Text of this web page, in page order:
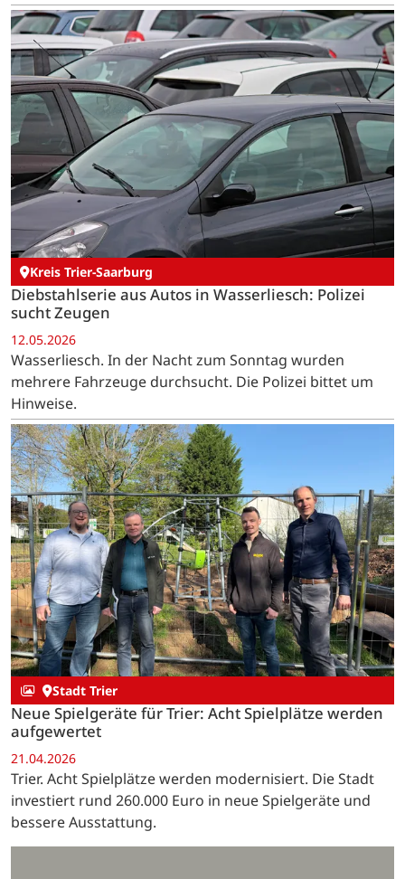
Kreis Trier-Saarburg
Diebstahlserie aus Autos in Wasserliesch: Polizei
sucht Zeugen
12.05.2026
Wasserliesch. In der Nacht zum Sonntag wurden
mehrere Fahrzeuge durchsucht. Die Polizei bittet um
Hinweise.
Stadt Trier
Neue Spielgeräte für Trier: Acht Spielplätze werden
aufgewertet
21.04.2026
Trier. Acht Spielplätze werden modernisiert. Die Stadt
investiert rund 260.000 Euro in neue Spielgeräte und
bessere Ausstattung.